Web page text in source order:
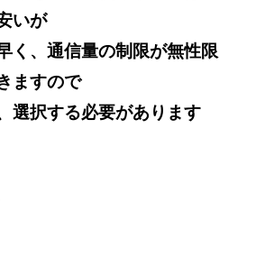
いが
く、通信量の制限が無性限
ますので
選択する必要があります